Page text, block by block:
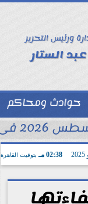
ورئيس التحرير
الستار
حوادث ومحاكم
02:38 مـ بتوقيت القاهرة